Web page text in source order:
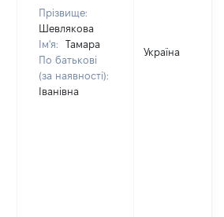
Прізвище:
Шевлякова
Ім'я:
Тамара
По батькові
(за наявності):
Іванівна
Україна